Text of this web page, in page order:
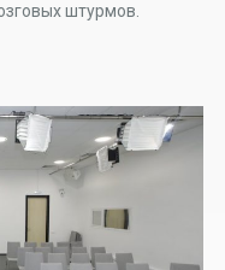
штурмов.